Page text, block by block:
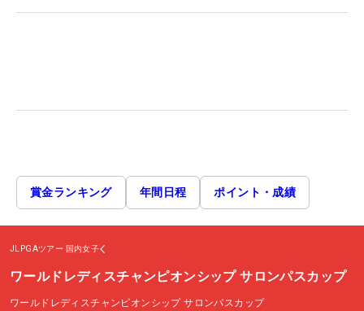
賞金ランキング 年間日程 ポイント・成績
JLPGAツアー 国内女子
ワールドレディスチャンピオンシップ サロンパスカップ
ワールドレディスチャンピオンシップ サロンパスカップ